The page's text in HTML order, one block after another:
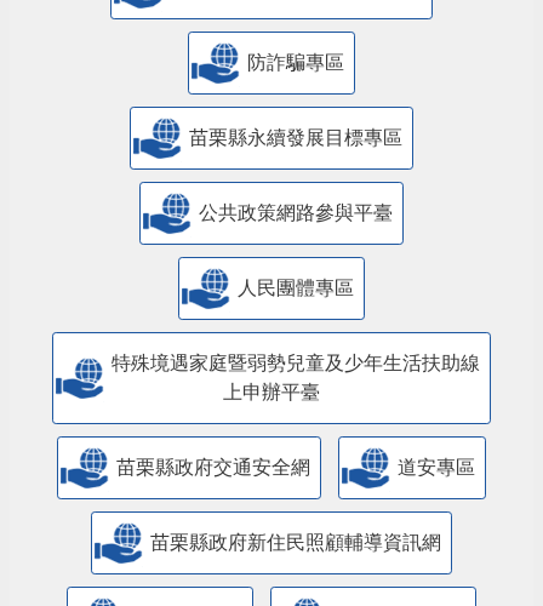
防詐騙專區
苗栗縣永續發展目標專區
公共政策網路參與平臺
人民團體專區
特殊境遇家庭暨弱勢兒童及少年生活扶助線
上申辦平臺
苗栗縣政府交通安全網 道安專區
苗栗縣政府新住民照顧輔導資訊網